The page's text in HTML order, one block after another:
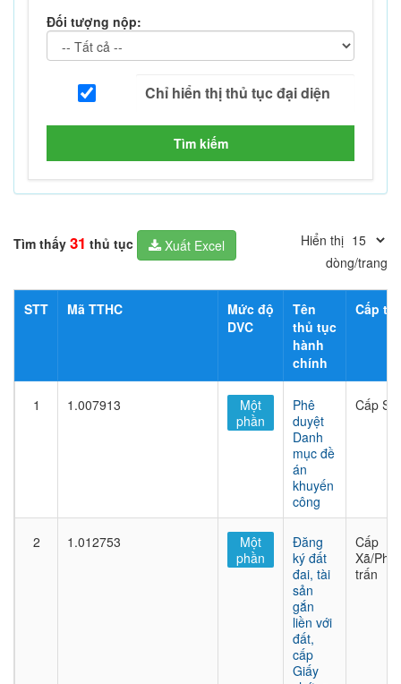
Đối tượng nộp:
Tìm kiếm
Tìm thấy 31 thủ tục Xuất Excel
Hiển thị
dòng/trang
STT Mã TTHC
Mức độ
DVC
Tên
thủ tục
hành
chính
Cấp
1 1.007913
Một
phần
Phê
duyệt
Danh
mục đề
án
khuyến
công
Cấp Sở
2 1.012753
Một
phần
Đăng
ký đất
đai, tài
sản
gắn
liền với
đất,
cấp
Giấy
Cấp
Xã/
trấn